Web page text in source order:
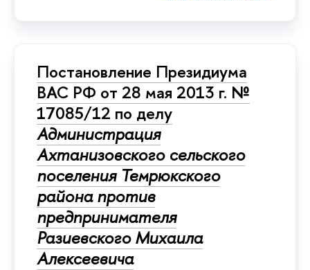
Постановление Президиума
ВАС РФ от 28 мая 2013 г. №
17085/12 по делу
Администрация
Ахтанизовского сельского
поселения Темрюкского
района против
предпринимателя
Разиевского Михаила
Алексеевича